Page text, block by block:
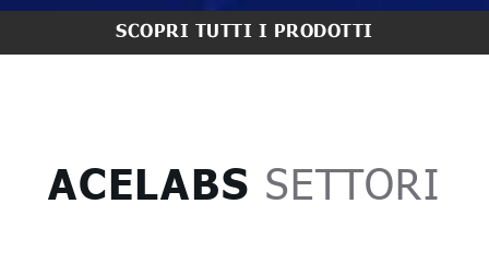
SCOPRI TUTTI I PRODOTTI
ACELABS SETTORI